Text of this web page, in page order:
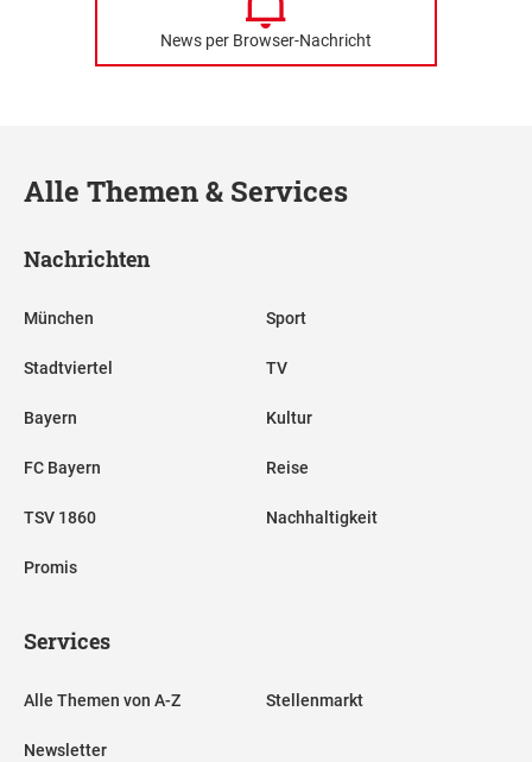
News per Browser-Nachricht
Alle Themen & Services
Nachrichten
München
Stadtviertel
Bayern
FC Bayern
TSV 1860
Promis
Sport
TV
Kultur
Reise
Nachhaltigkeit
Services
Alle Themen von A-Z
Newsletter
Stellenmarkt